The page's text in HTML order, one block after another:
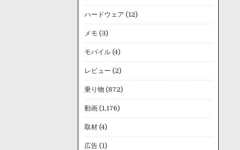
ハードウェア (12)
メモ (3)
モバイル(4)
レビュー (2)
乗り物 (872)
動画(1,176)
取材(4)
広告(1)